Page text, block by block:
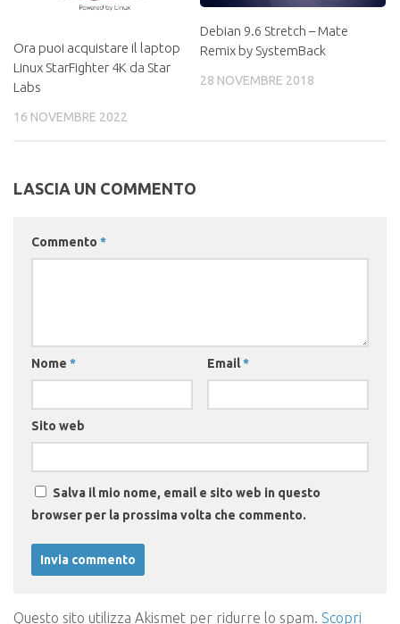
Ora puoi acquistare il laptop
Linux StarFighter 4K da Star
Labs
16 NOVEMBRE 2022
Debian 9.6 Stretch – Mate
Remix by SystemBack
28 NOVEMBRE 2018
LASCIA UN COMMENTO
Commento *
Nome * Email*
Sito web
Salva il mio nome, email e sito web in questo
browser per la prossima volta che commento.
Questo sito utilizza Akismet per ridurre lo spam. Scopri